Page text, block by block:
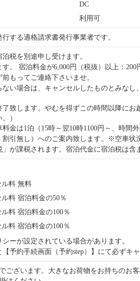
DC
利用可
する適格請求書発行事業者です。
税を別途申し受けます。
。 宿泊料金が6,000円（税抜）以上：200
もってご連絡下さいませ。
い場合は、キャンセルしたものとみな
致します。やむを得ずこの時間以降に
）
金は1泊（15時～翌10時1100円～、時間外
引無し）へのご案内致します。※空車状
が課税されます。宿泊代金に宿泊税は含
料 無料
ル料 宿泊料金の50％
料 宿泊料金の100％
料 宿泊料金の100％
ーが設定されている場合があります。
予約手続画面（予約step）】にて必ずキ
ございます。大きなお荷物をお持ちのお